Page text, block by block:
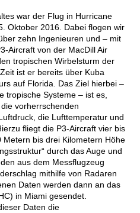
war der Flug in Hurricane
Oktober 2016. Dabei flogen wir
zehn Ingenieuren und – mit
Aircraft von der MacDill Air
tropischen Wirbelsturm der
ist er bereits über Kuba
auf Florida. Das Ziel hierbei –
tropische Systeme – ist es,
vorherrschenden
die Lufttemperatur und
fliegt die P3-Aircraft vier bis
bis drei Kilometern Höhe
durch das Auge und
aus dem Messflugzeug
mithilfe von Radaren
Daten werden dann an das
in Miami gesendet.
Daten die